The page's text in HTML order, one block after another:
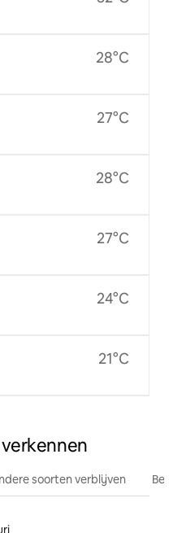
28°C
27°C
28°C
27°C
24°C
21°C
soorten verblijven